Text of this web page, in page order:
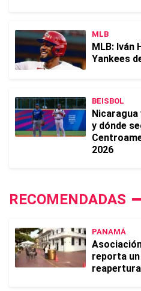
MLB
MLB: Iván
Yankees
BEISBOL
Nicaragua
y dónde
2026
RECOMENDADAS
PANAMÁ
reporta
reapertura